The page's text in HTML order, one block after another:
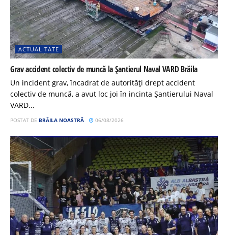
ACTUALITATE
Grav accident colectiv de muncă la Șantierul Naval VARD Brăila
Un incident grav, încadrat de autorități drept accident
colectiv de muncă, a avut loc joi în incinta Șantierului Naval
VARD...
POSTAT DE BRĂILA NOASTRĂ 06/08/2026